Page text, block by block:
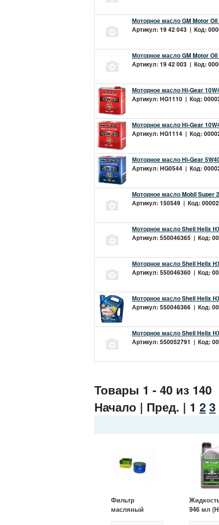
Моторное масло GM Motor Oil
Артикул: 19 42 043 | Код:
Моторное масло GM Motor
Артикул: 19 42 003 | Код:
Моторное масло Hi-Gear
Артикул: HG1110 | Код:
Моторное масло Hi-Gear
Артикул: HG1114 | Код:
Моторное масло Hi-Gear
Артикул: HG0544 | Код:
Моторное масло Mobil Super
Артикул: 150549 | Код:
Моторное масло Shell Helix
Артикул: 550046365 | Код:
Моторное масло Shell Helix
Артикул: 550046360 | Код:
Моторное масло Shell Helix
Артикул: 550046366 | Код:
Моторное масло Shell Helix
Артикул: 550052791 | Код:
Товары 1 - 40 из 140
Начало | Пред. | 1 2 3
Фильтр
масляный
946 мл